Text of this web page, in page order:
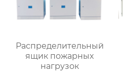
Распределительный
ящик пожарных
нагрузок